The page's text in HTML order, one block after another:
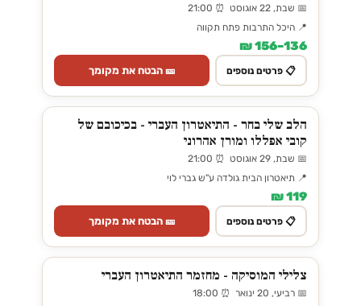
📅 שבת, 22 אוגוסט ⏰ 21:00
📍 היכל התרבות פתח תקווה
136–156 ₪
📋 פרטים נוספים 🎫 הבטח את מקומך
הלב שלי בחר - התיאטרון העברי - בכיכובם של
קובי אפללו ומורן אהרוני
📅 שבת, 29 אוגוסט ⏰ 21:00
📍 תיאטרון הבית גולדה ע"ש גברי לוי
119 ₪
📋 פרטים נוספים 🎫 הבטח את מקומך
צלילי המוסיקה - מחזמר התיאטרון העברי
📅 רביעי, 20 ינואר ⏰ 18:00